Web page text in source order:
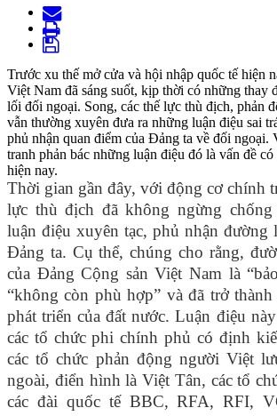
Trước xu thế mở cửa và hội nhập quốc tế hiện
Việt Nam đã sáng suốt, kịp thời có những thay
lối đối ngoại. Song, các thế lực thù địch, phản
vẫn thường xuyên đưa ra những luận điệu sai
phủ nhận quan điểm của Đảng ta về đối ngoại.
tranh phản bác những luận điệu đó là vấn đề
hiện nay.
Thời gian gần đây, với động cơ chính
lực thù địch đã không ngừng chống
luận điệu xuyên tạc, phủ nhận đường
Đảng ta. Cụ thể, chúng cho rằng,
của Đảng Cộng sản Việt Nam là
“không còn phù hợp” và đã trở
phát triển của đất nước. Luận điệu
các tổ chức phi chính phủ có định
các tổ chức phản động người Việt
ngoài, điển hình là Việt Tân, các tổ
các đài quốc tế BBC, RFA, RFI,